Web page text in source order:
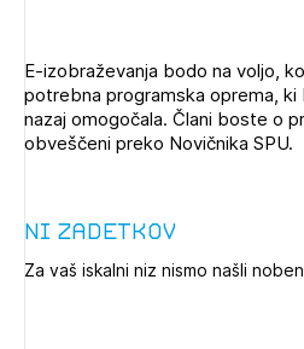
Praksa
O ZAPS
Prijavite se s svojim ZAPS
PRIJAVITE SE
E-izobraževanja bodo na voljo,
potrebna programska oprema, ki
nazaj omogočala. Člani boste o
obveščeni preko Novičnika SPU.
Ni zadetkov
Za vaš iskalni niz nismo našli
Ostanite na tekočem z novicami
Novičnike. Označite svojo izbiro.
Novičnike vam bomo pošiljali na vaš
Novičnik izobraževanj
Novičnik natečajev